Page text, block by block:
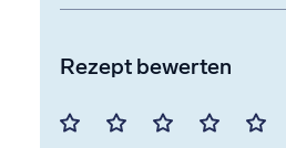
Rezept bewerten
Mit Mit Mit Mit Mit